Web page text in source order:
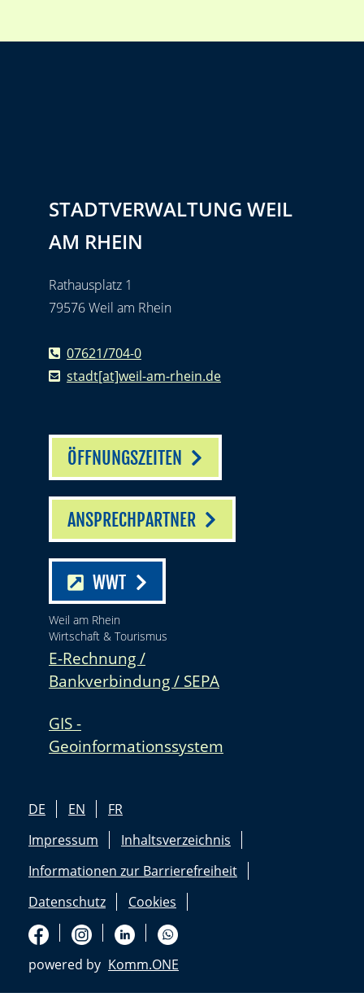
STADTVERWALTUNG WEIL
AM RHEIN
Rathausplatz 1
79576 Weil am Rhein
07621/704-0
stadt[at]weil-am-rhein.de
ÖFFNUNGSZEITEN
ANSPRECHPARTNER
WWT
Weil am Rhein
Wirtschaft & Tourismus
E-Rechnung /
Bankverbindung / SEPA
GIS -
Geoinformationssystem
DE EN
FR
Impressum
Inhaltsverzeichnis
Informationen zur Barrierefreiheit
Datenschutz
Cookies
powered by Komm.ONE